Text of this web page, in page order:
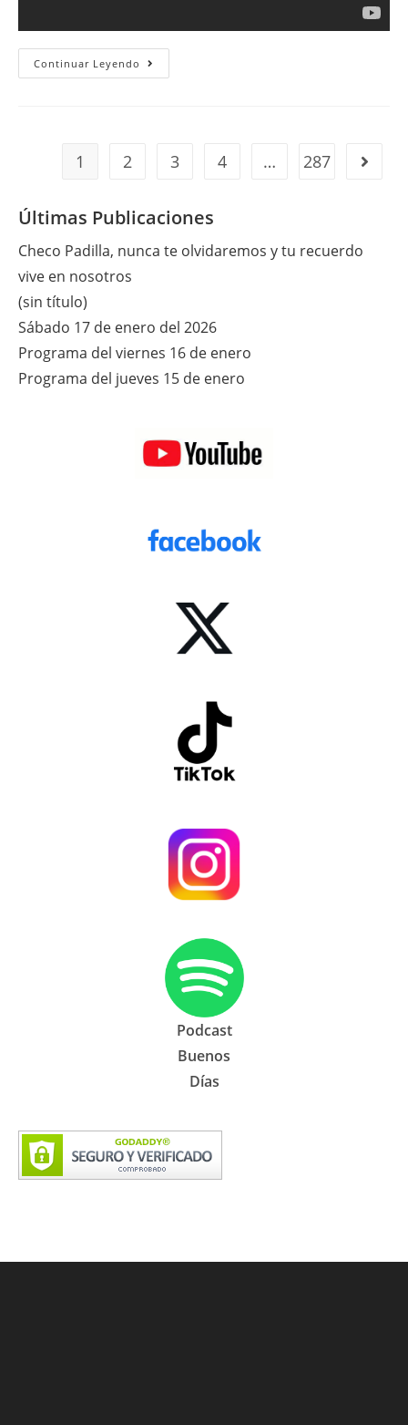
Continuar Leyendo Videos
Varios
1 2 3 4 … 287 Ir a la
Últimas Publicaciones
Checo Padilla, nunca te olvidaremos y tu recuerdo
vive en nosotros
(sin título)
Sábado 17 de enero del 2026
Programa del viernes 16 de enero
Programa del jueves 15 de enero
Podcast
Buenos
Días